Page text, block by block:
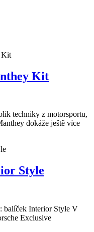
Kit
techniky z motorsportu,
dokáže ještě více
Style
balíček Interior Style V
Exclusive